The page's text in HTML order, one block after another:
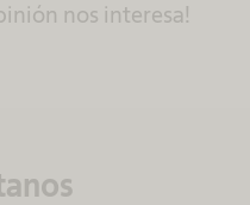
nos interesa!